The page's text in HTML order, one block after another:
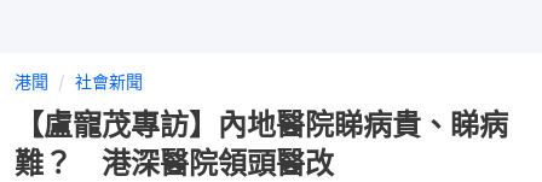
港聞 社會新聞
【盧寵茂專訪】內地醫院睇病貴、睇病
難？ 港深醫院領頭醫改